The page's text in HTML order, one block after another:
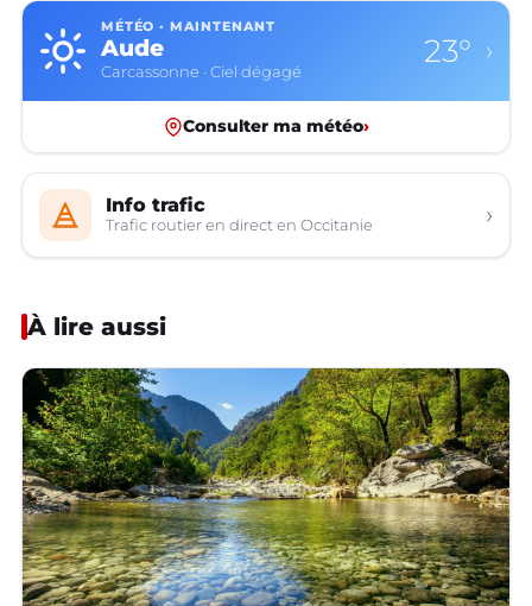
MÉTÉO · MAINTENANT
Aude
Carcassonne · Ciel dégagé
23° ›
Consulter ma météo›
Info trafic
Trafic routier en direct en Occitanie ›
À lire aussi